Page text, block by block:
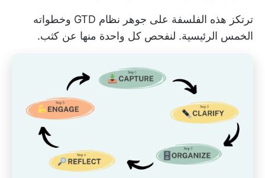
ترتكز هذه الفلسفة على جوهر نظام GTD وخطواته
الخمس الرئيسية. لنفحص كل واحدة منها عن كثب.